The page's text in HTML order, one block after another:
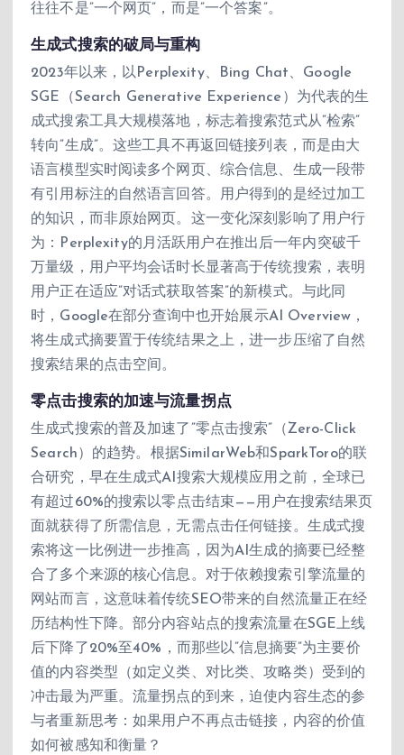
往往不是”一个网页”，而是”一个答案”。
生成式搜索的破局与重构
2023年以来，以Perplexity、Bing Chat、Google
SGE（Search Generative Experience）为代表的生
成式搜索工具大规模落地，标志着搜索范式从”检索”
转向”生成”。这些工具不再返回链接列表，而是由大
语言模型实时阅读多个网页、综合信息、生成一段带
有引用标注的自然语言回答。用户得到的是经过加工
的知识，而非原始网页。这一变化深刻影响了用户行
为：Perplexity的月活跃用户在推出后一年内突破千
万量级，用户平均会话时长显著高于传统搜索，表明
用户正在适应”对话式获取答案”的新模式。与此同
时，Google在部分查询中也开始展示AI Overview，
将生成式摘要置于传统结果之上，进一步压缩了自然
搜索结果的点击空间。
零点击搜索的加速与流量拐点
生成式搜索的普及加速了”零点击搜索”（Zero-Click
Search）的趋势。根据SimilarWeb和SparkToro的联
合研究，早在生成式AI搜索大规模应用之前，全球已
有超过60%的搜索以零点击结束——用户在搜索结果页
面就获得了所需信息，无需点击任何链接。生成式搜
索将这一比例进一步推高，因为AI生成的摘要已经整
合了多个来源的核心信息。对于依赖搜索引擎流量的
网站而言，这意味着传统SEO带来的自然流量正在经
历结构性下降。部分内容站点的搜索流量在SGE上线
后下降了20%至40%，而那些以”信息摘要”为主要价
值的内容类型（如定义类、对比类、攻略类）受到的
冲击最为严重。流量拐点的到来，迫使内容生态的参
与者重新思考：如果用户不再点击链接，内容的价值
如何被感知和衡量？